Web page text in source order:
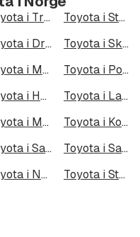
Toyota i Trondheim
Toyota i Stavanger
Toyota i Drammen
Toyota i Skien
Toyota i Moss
Toyota i Porsgrunn
Toyota i Hamar
Toyota i Larvik
Toyota i Molde
Toyota i Kongsberg
Toyota i Sarpsborg
Toyota i Sandefjord
Toyota i Narvik
Toyota i Steinkjer